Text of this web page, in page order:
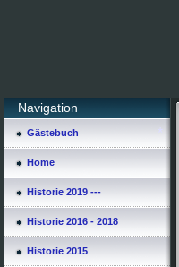
Navigation
Gästebuch
Home
Historie 2019 ---
Historie 2016 - 2018
Historie 2015